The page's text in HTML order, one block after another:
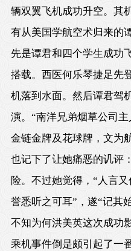
辆双翼飞机成功升空。其
有从美国学航空术归来的
先是谭君和四个学生成功
搭载。西医何乐琴捷足先
机落到水面。然后谭君驾
演。“南洋兄弟烟草公司
金链金牌及花球牌，文为
也记下了让她痛恶的讥评
险。不过她觉得，“人言
誉悉听之可耳”，遂“记其
不知为何洪美英这次成功
乘机事件倒是颇引起了一